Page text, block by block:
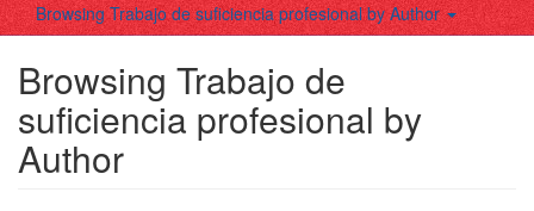
Browsing Trabajo de suficiencia profesional by Author
Browsing Trabajo de
suficiencia profesional by
Author